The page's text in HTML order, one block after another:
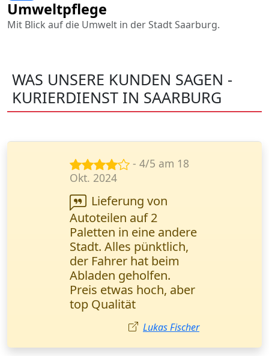
Umweltpflege
Mit Blick auf die Umwelt in der Stadt Saarburg.
WAS UNSERE KUNDEN SAGEN -
KURIERDIENST IN SAARBURG
- 5/5 am 29
Sept. 2024
Sehr zuverlässiger
Service! Meine
vertraulichen
Dokumente wurden
noch am selben Tag
zugestellt. Das Online-
Tracking gibt
zusätzliche Sicherheit.
Sehr empfehlenswert!
Anna Schneider,
Rechtsanwältin Berlin.